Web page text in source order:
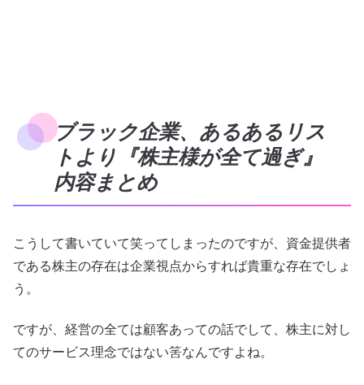
ブラック企業、あるあるリス
トより『株主様が全て過ぎ』
内容まとめ
こうして書いていて笑ってしまったのですが、資金提供者
である株主の存在は企業視点からすれば貴重な存在でしょ
う。
ですが、経営の全ては顧客あっての話でして、株主に対し
てのサービス理念ではない筈なんですよね。